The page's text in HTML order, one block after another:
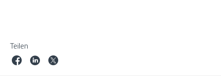
Teilen